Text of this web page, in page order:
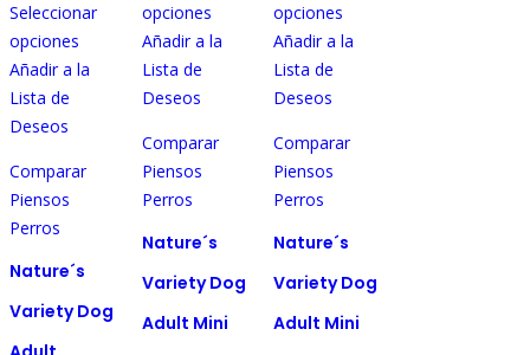
Seleccionar
opciones
Este
producto
tiene
variantes.
Las
opciones
se
elegir
Añadir a la
Lista de
Deseos
Comparar
Piensos
Perros
Nature´s
Variety Dog
opciones
Este
producto
tiene
variantes.
Las
opciones
se
elegir
en
Añadir a la
Lista de
Deseos
Comparar
Piensos
Perros
Nature´s
Variety Dog
Adult Mini
opciones
Este
producto
tiene
variantes.
Las
opciones
se
elegir
en
Añadir a la
Lista de
Deseos
Comparar
Piensos
Perros
Nature´s
Variety Dog
Adult Mini